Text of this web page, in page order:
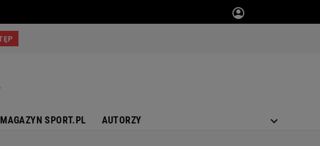
MAGAZYN SPORT.PL AUTORZY